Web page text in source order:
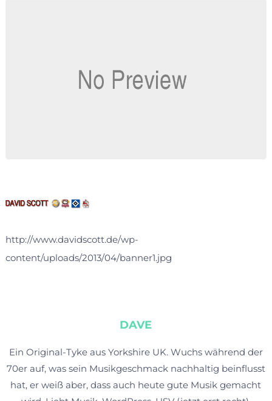
http://www.davidscott.de/wp-
content/uploads/2013/04/banner1.jpg
DAVE
Ein Original-Tyke aus Yorkshire UK. Wuchs während der
70er auf, was sein Musikgeschmack nachhaltig beinflusst
hat, er weiß aber, dass auch heute gute Musik gemacht